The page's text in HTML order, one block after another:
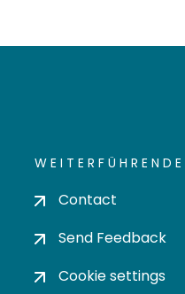
Contact
Send Feedback
Cookie settings